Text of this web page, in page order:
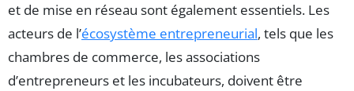
et de mise en réseau sont également essentiels. Les
acteurs de l’écosystème entrepreneurial, tels que les
chambres de commerce, les associations
d’entrepreneurs et les incubateurs, doivent être